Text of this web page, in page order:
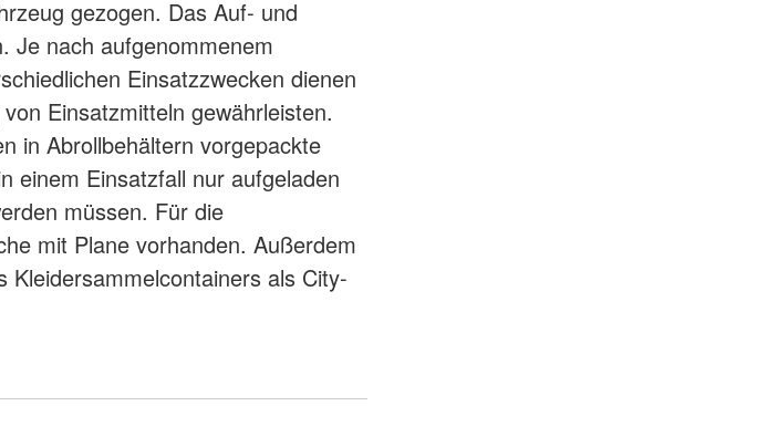
gezogen. Das Auf- und
Je nach aufgenommenem
Einsatzzwecken dienen
Einsatzmitteln gewährleisten.
in Abrollbehältern vorgepackte
einem Einsatzfall nur aufgeladen
müssen. Für die
mit Plane vorhanden. Außerdem
als City-